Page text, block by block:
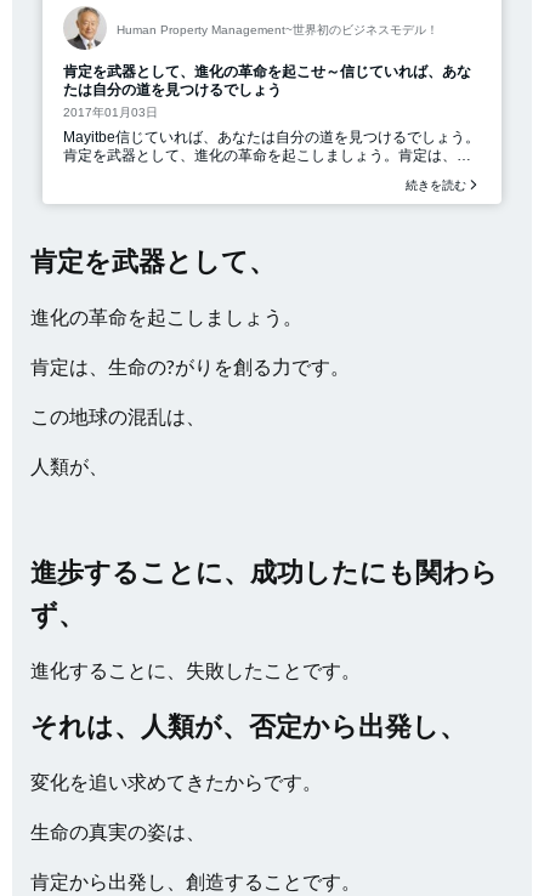
肯定を武器として、
進化の革命を起こしましょう。
肯定は、生命の?がりを創る力です。
この地球の混乱は、
人類が、
進歩することに、成功したにも関わら
ず、
進化することに、失敗したことです。
それは、人類が、否定から出発し、
変化を追い求めてきたからです。
生命の真実の姿は、
肯定から出発し、創造することです。